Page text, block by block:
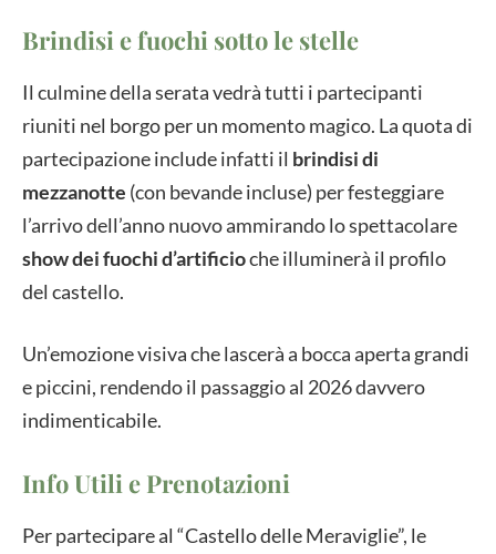
Brindisi e fuochi sotto le stelle
Il culmine della serata vedrà tutti i partecipanti
riuniti nel borgo per un momento magico. La quota di
partecipazione include infatti il brindisi di
mezzanotte (con bevande incluse) per festeggiare
l’arrivo dell’anno nuovo ammirando lo spettacolare
show dei fuochi d’artificioche illuminerà il profilo
del castello.
Un’emozione visiva che lascerà a bocca aperta grandi
e piccini, rendendo il passaggio al 2026 davvero
indimenticabile.
Info Utili e Prenotazioni
Per partecipare al “Castello delle Meraviglie”, le